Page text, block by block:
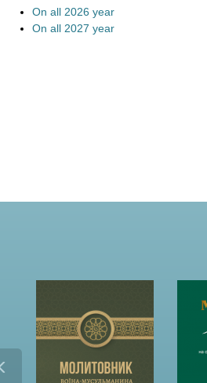
On all 2026 year
On all 2027 year